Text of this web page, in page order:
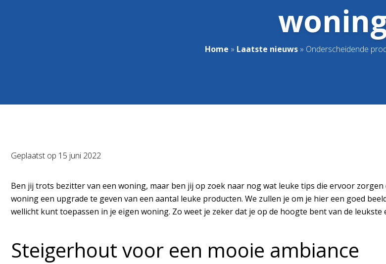
Home » Laatste nieuws» Onderscheidende
Geplaatst op 15 juni 2022
Ben jij trots bezitter van een woning, maar ben jij op zoek naar nog wat leuke tips die ervoor
woning een upgrade te geven van een aantal leuke producten. We zullen je om je hier een goed
wellicht kunt toepassen in je eigen woning. Zo weet je zeker dat je op de hoogte bent van de
Steigerhout voor een mooie ambiance